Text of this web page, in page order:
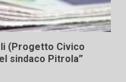
(Progetto Civico
sindaco Pitrola”